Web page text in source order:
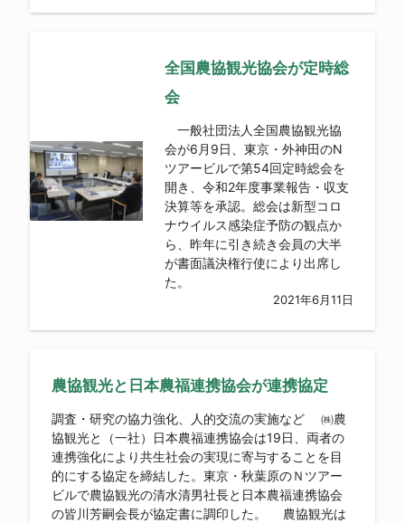
全国農協観光協会が定時総
会
一般社団法人全国農協観光協
会が6月9日、東京・外神田のN
ツアービルで第54回定時総会を
開き、令和2年度事業報告・収支
決算等を承認。総会は新型コロ
ナウイルス感染症予防の観点か
ら、昨年に引き続き会員の大半
が書面議決権行使により出席し
た。
2021年6月11日
農協観光と日本農福連携協会が連携協定
調査・研究の協力強化、人的交流の実施など ㈱農
協観光と（一社）日本農福連携協会は19日、両者の
連携強化により共生社会の実現に寄与することを目
的にする協定を締結した。東京・秋葉原のＮツアー
ビルで農協観光の清水清男社長と日本農福連携協会
の皆川芳嗣会長が協定書に調印した。 農協観光は